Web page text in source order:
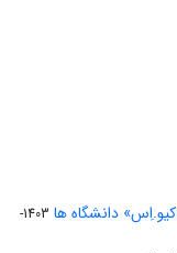
دانشگاه ها
1403-